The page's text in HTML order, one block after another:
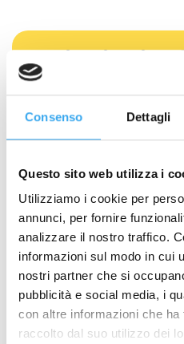
Consenso Dettagli
Questo sito web utilizza i
Utilizziamo i cookie per
annunci, per fornire
analizzare il nostro traffico.
informazioni sul modo in cui
nostri partner che si
pubblicità e social media, i
con altre informazioni che
raccolto dal suo utilizzo dei
Richiedi
NOME
COGNOME*
EMAIL*
TELEFONO*
Quale percorso ti